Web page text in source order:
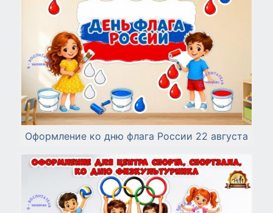
Оформление ко дню флага России 22 августа